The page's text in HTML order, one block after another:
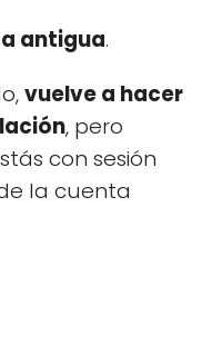
antigua.
vuelve a hacer
, pero
con sesión
la cuenta